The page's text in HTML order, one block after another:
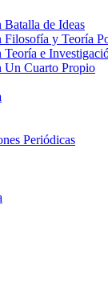
Batalla de Ideas
Filosofía y Teoría
Teoría e
Un Cuarto Propio
Periódicas